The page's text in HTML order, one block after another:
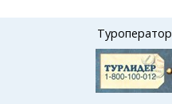
Туроператор